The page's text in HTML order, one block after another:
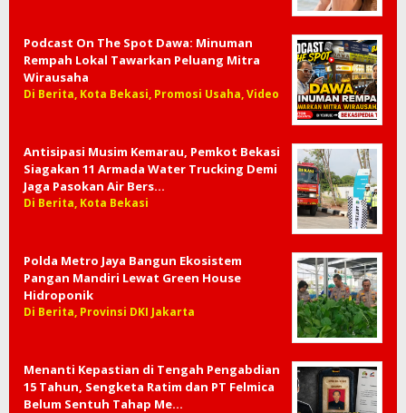
Podcast On The Spot Dawa: Minuman
Rempah Lokal Tawarkan Peluang Mitra
Wirausaha
Di Berita, Kota Bekasi, Promosi Usaha, Video
Antisipasi Musim Kemarau, Pemkot Bekasi
Siagakan 11 Armada Water Trucking Demi
Jaga Pasokan Air Bers…
Di Berita, Kota Bekasi
Polda Metro Jaya Bangun Ekosistem
Pangan Mandiri Lewat Green House
Hidroponik
Di Berita, Provinsi DKI Jakarta
Menanti Kepastian di Tengah Pengabdian
15 Tahun, Sengketa Ratim dan PT Felmica
Belum Sentuh Tahap Me…